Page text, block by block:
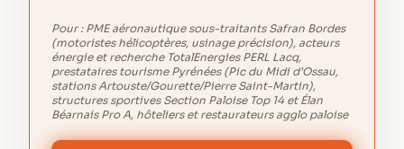
Pour : PME aéronautique sous-traitants Safran Bordes
(motoristes hélicoptères, usinage précision), acteurs
énergie et recherche TotalEnergies PERL Lacq,
prestataires tourisme Pyrénées (Pic du Midi d’Ossau,
stations Artouste/Gourette/Pierre Saint-Martin),
structures sportives Section Paloise Top 14 et Élan
Béarnais Pro A, hôteliers et restaurateurs agglo paloise